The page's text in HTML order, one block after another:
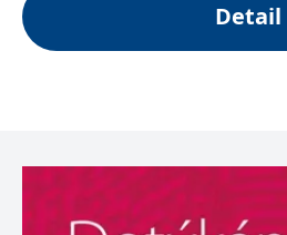
Detail